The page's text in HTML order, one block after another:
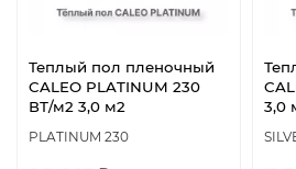
Теплый пол пленочный
CALEO PLATINUM 230
ВТ/м2 3,0 м2
PLATINUM 230
3,0